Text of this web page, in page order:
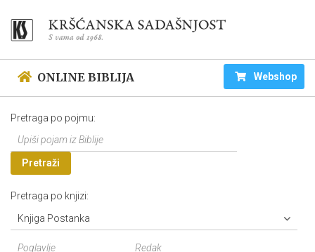
ONLINE BIBLIJA Webshop
Pretraga po pojmu:
Pretraži
Pretraga po knjizi:
Knjiga Postanka